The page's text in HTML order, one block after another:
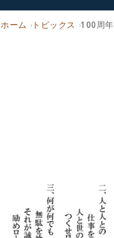
ホーム トピックス 100周年